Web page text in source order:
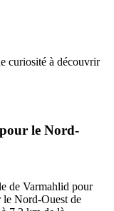
curiosité à découvrir
le Nord-
de Varmahlid pour
Nord-Ouest de